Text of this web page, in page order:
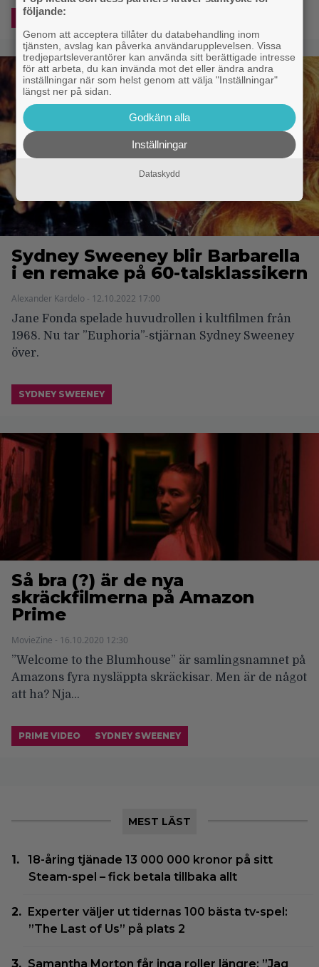
APPLE TV
Sydney Sweeney blir Barbarella
i en remake på 60-talsklassikern
Alexander Kardelo - 12.10.2022 17:00
Jane Fonda spelade huvudrollen i kultfilmen från
1968. Nu tar ”Euphoria”-stjärnan Sydney Sweeney
över.
SYDNEY SWEENEY
Så bra (?) är de nya
skräckfilmerna på Amazon
Prime
MovieZine - 16.10.2020 12:30
”Welcome to the Blumhouse” är samlingsnamnet på
Amazons fyra nysläppta skräckisar. Men är de något
att ha? Nja…
PRIME VIDEO SYDNEY SWEENEY
MEST LÄST
18-åring tjänade 13 000 000 kronor på sitt
Steam-spel – fick betala tillbaka allt
Experter väljer ut tidernas 100 bästa tv-spel:
”The Last of Us” på plats 2
Samantha Morton får inga roller längre: ”Jag
följande:
Genom att acceptera tillåter du databehandling inom
tjänsten, avslag kan påverka användarupplevelsen. Vissa
tredjepartsleverantörer kan använda sitt berättigade intresse
för att arbeta, du kan invända mot det eller ändra andra
inställningar när som helst genom att välja "Inställningar"
längst ner på sidan.
Godkänn alla
Inställningar
Dataskydd